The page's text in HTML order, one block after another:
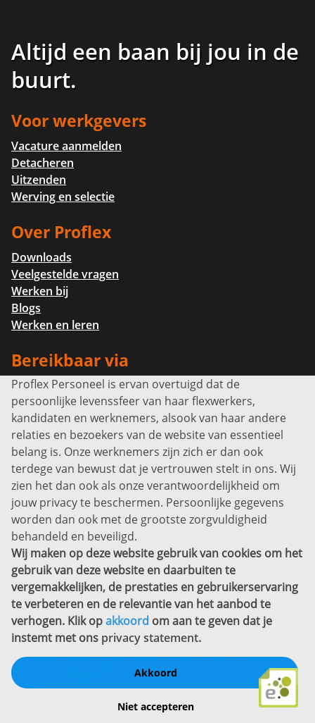
Altijd een baan bij jou in de
buurt.
Voor werkgevers
Vacature aanmelden
Detacheren
Uitzenden
Werving en selectie
Over Proflex
Downloads
Veelgestelde vragen
Werken bij
Blogs
Werken en leren
Bereikbaar via
Info@proflexpersoneel.nl
Bel ons:+31 (0)85 0450040
Prins Willem-Alexanderlaan 301
7311 SW Apeldoorn
Disclaimer
Privacyverklaring
Sitemap
Copyright
Bekijk ook eens
Proflex Personeel is ervan overtuigd dat de
persoonlijke levenssfeer van haar flexwerkers,
kandidaten en werknemers, alsook van haar andere
relaties en bezoekers van de website van essentieel
belang is. Onze werknemers zijn zich er dan ook
terdege van bewust dat je vertrouwen stelt in ons. Wij
zien het dan ook als onze verantwoordelijkheid om
jouw privacy te beschermen. Persoonlijke gegevens
worden dan ook met de grootste zorgvuldigheid
behandeld en beveiligd.
Wij maken op deze website gebruik van cookies om het
gebruik van deze website en daarbuiten te
vergemakkelijken, de prestaties en gebruikerservaring
te verbeteren en de relevantie van het aanbod te
verhogen. Klik opakkoord om aan te geven dat je
instemt met ons privacy statement.
Akkoord
Niet accepteren